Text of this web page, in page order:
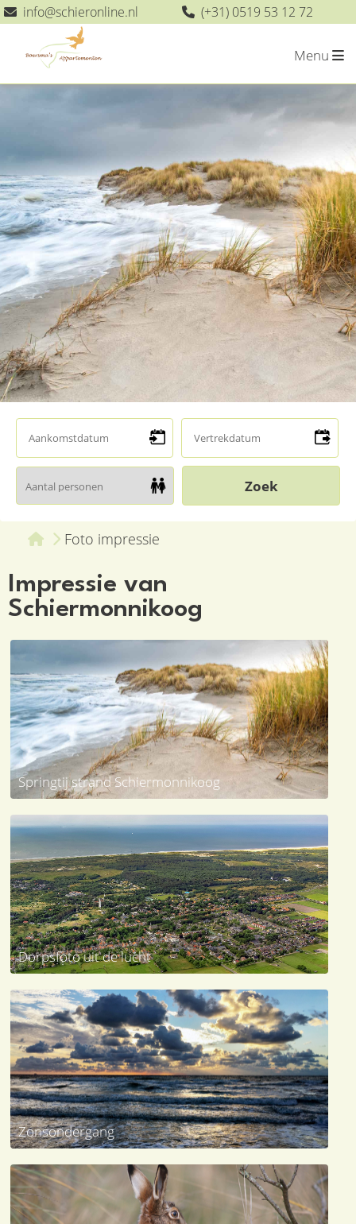
Menu
info@schieronline.nl (+31) 0519 53 12 72
Foto impressie
Impressie van
Schiermonnikoog
Springtij strand Schiermonnikoog
Dorpsfoto uit de lucht
Zonsondergang